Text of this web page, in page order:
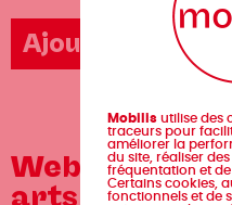
Ajouter un
Webinaire //
arts :
Mobilis utilise des
traceurs pour
améliorer la
du site, réaliser
fréquentation et
Certains cookies,
fonctionnels et de